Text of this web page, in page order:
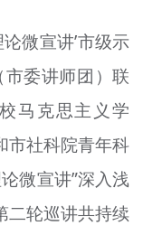
微宣讲’市级示
委讲师团）联
马克思主义学
市社科院青年科
微宣讲”深入浅
二轮巡讲共持续